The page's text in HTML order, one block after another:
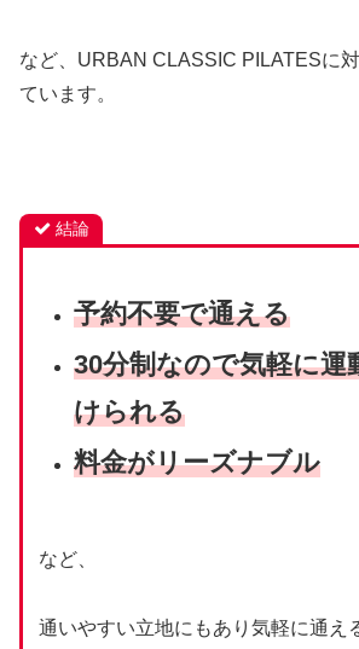
など、URBAN CLASSIC PILATESに
ています。
結論
予約不要で通える
30分制なので気軽に運
けられる
料金がリーズナブル
など、
通いやすい立地にもあり気軽に通え